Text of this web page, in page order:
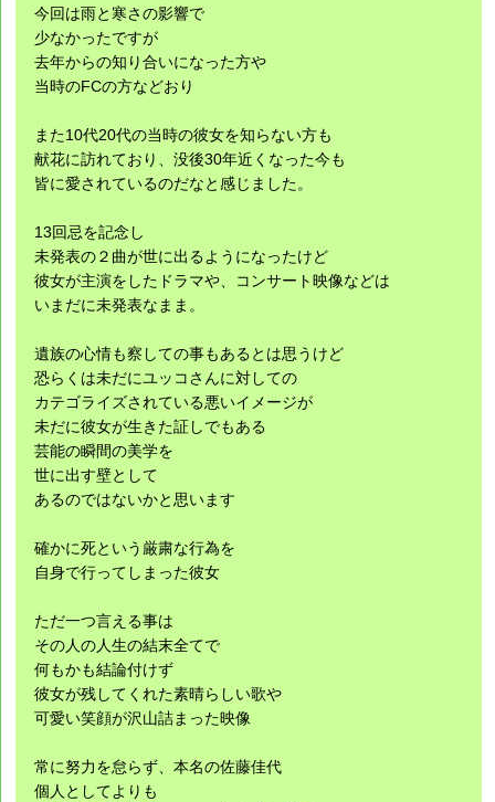
今回は雨と寒さの影響で
少なかったですが
去年からの知り合いになった方や
当時のFCの方などおり
また10代20代の当時の彼女を知らない方も
献花に訪れており、没後30年近くなった今も
皆に愛されているのだなと感じました。
13回忌を記念し
未発表の２曲が世に出るようになったけど
彼女が主演をしたドラマや、コンサート映像などは
いまだに未発表なまま。
遺族の心情も察しての事もあるとは思うけど
恐らくは未だにユッコさんに対しての
カテゴライズされている悪いイメージが
未だに彼女が生きた証しでもある
芸能の瞬間の美学を
世に出す壁として
あるのではないかと思います
確かに死という厳粛な行為を
自身で行ってしまった彼女
ただ一つ言える事は
その人の人生の結末全てで
何もかも結論付けず
彼女が残してくれた素晴らしい歌や
可愛い笑顔が沢山詰まった映像
常に努力を怠らず、本名の佐藤佳代
個人としてよりも